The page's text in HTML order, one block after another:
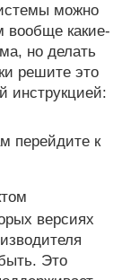
можно
вообще какие-
но делать
решите это
инструкцией:
перейдите к
версиях
Это